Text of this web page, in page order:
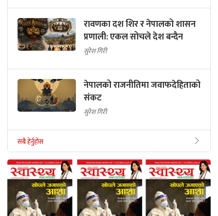
रावणका दश शिर र नेपालको शासन
प्रणाली: एकल सोचले देश बन्दैन
सुरेश गिरी
नेपालको राजनीतिमा जवाफदेहिताको
संकट
सुरेश गिरी
सबै हेर्नुहोस